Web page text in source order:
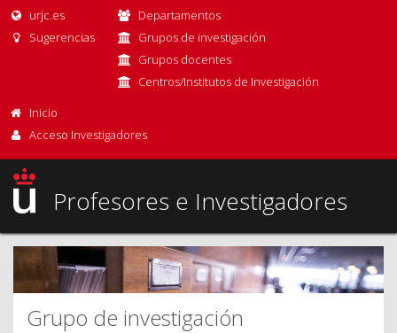
urjc.es
Sugerencias
Departamentos
Grupos de investigación
Grupos docentes
Centros/Institutos de Investigación
Inicio
Acceso Investigadores
Profesores e Investigadores
Grupo de investigación